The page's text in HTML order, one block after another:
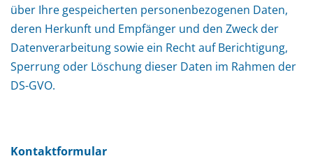
über Ihre gespeicherten personenbezogenen Daten,
deren Herkunft und Empfänger und den Zweck der
Datenverarbeitung sowie ein Recht auf Berichtigung,
Sperrung oder Löschung dieser Daten im Rahmen der
DS-GVO.
Kontaktformular